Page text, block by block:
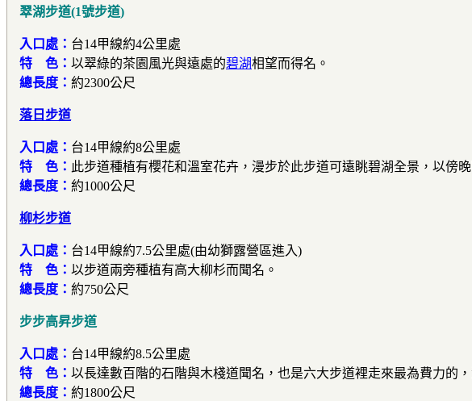
翠湖步道(1號步道)
入口處： 台14甲線約4公里處
特 色： 以翠綠的茶園風光與遠處的碧湖相望而得名。
總長度： 約2300公尺
落日步道
入口處： 台14甲線約8公里處
特 色： 此步道種植有櫻花和溫室花卉，漫步於此步道可遠眺碧湖全景，以傍
總長度： 約1000公尺
柳杉步道
入口處： 台14甲線約7.5公里處(由幼獅露營區進入)
特 色： 以步道兩旁種植有高大柳杉而聞名。
總長度： 約750公尺
步步高昇步道
入口處： 台14甲線約8.5公里處
特 色： 以長達數百階的石階與木棧道聞名，也是六大步道裡走來最為費力的
總長度： 約1800公尺